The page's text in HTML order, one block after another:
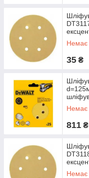
Немає
35 ₴
Немає
811 ₴
Немає